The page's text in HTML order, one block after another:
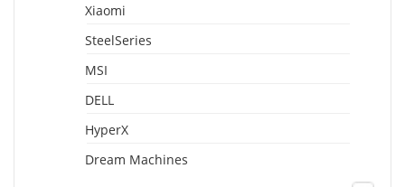
Xiaomi
SteelSeries
MSI
DELL
HyperX
Dream Machines